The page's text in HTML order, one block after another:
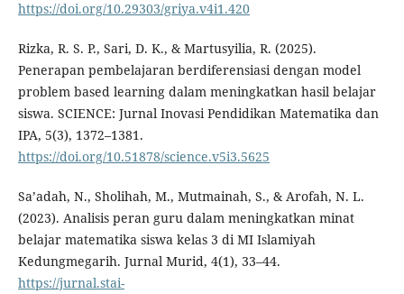
https://doi.org/10.29303/griya.v4i1.420
Rizka, R. S. P., Sari, D. K., & Martusyilia, R. (2025).
Penerapan pembelajaran berdiferensiasi dengan model
problem based learning dalam meningkatkan hasil belajar
siswa. SCIENCE: Jurnal Inovasi Pendidikan Matematika dan
IPA, 5(3), 1372–1381.
https://doi.org/10.51878/science.v5i3.5625
Sa’adah, N., Sholihah, M., Mutmainah, S., & Arofah, N. L.
(2023). Analisis peran guru dalam meningkatkan minat
belajar matematika siswa kelas 3 di MI Islamiyah
Kedungmegarih. Jurnal Murid, 4(1), 33–44.
https://jurnal.stai-